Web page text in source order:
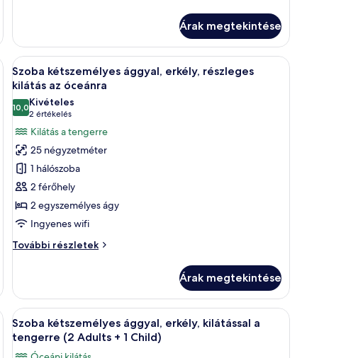
erkély
erkély
további
részletei
Árak megtekintése
egy strand, pálmafák, és a háttérben épületek.
A
következő
szoba
összes
képének
megtekintése:
Szoba
kétszemélyes
ággyal,
erkély,
részleges
kilátás
Egy tengerparti kilátás, amelyen látható
5
Szoba kétszemélyes ággyal, erkély, részleges
kilátás az óceánra
10,010-ből 10,0
Kivételes
2 értékelés
(2
értékelés)
Kilátás a tengerre
25 négyzetméter
1 hálószoba
2 férőhely
2 egyszemélyes ágy
Ingyenes wifi
További részletek
Szoba
részleges
kilátás
az
óceánra
további
Árak megtekintése
tengerre, egy szék és egy medencetér.
A
következő
szoba
Egy erkély, ahonnan kilátás nyílik a tengerre,
5
Szoba kétszemélyes ággyal, erkély, kilátással a
tengerre (2 Adults + 1 Child)